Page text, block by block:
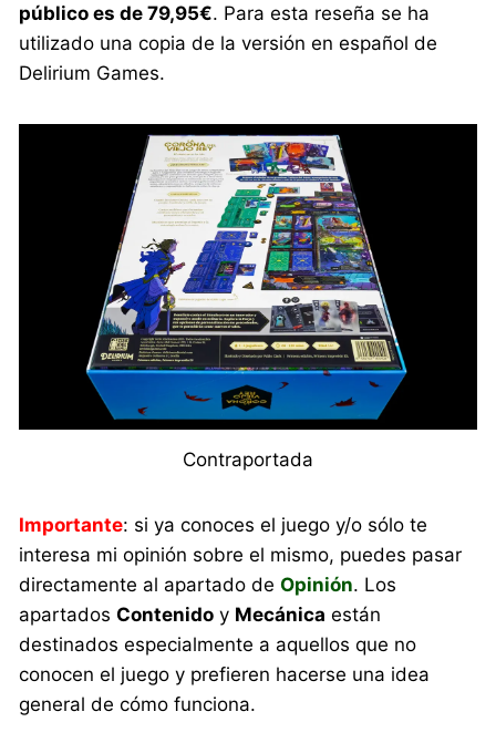
público es de 79,95€. Para esta reseña se ha
utilizado una copia de la versión en español de
Delirium Games.
Contraportada
Importante: si ya conoces el juego y/o sólo te
interesa mi opinión sobre el mismo, puedes pasar
directamente al apartado deOpinión. Los
apartadosContenido y Mecánica están
destinados especialmente a aquellos que no
conocen el juego y prefieren hacerse una idea
general de cómo funciona.